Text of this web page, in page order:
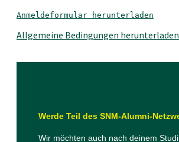
Anmeldeformular herunterladen
Allgemeine Bedingungen herunterladen